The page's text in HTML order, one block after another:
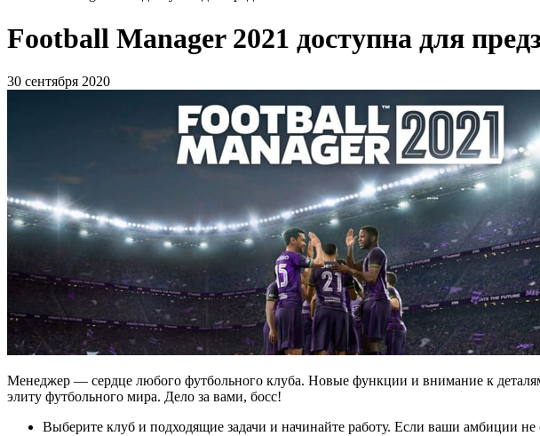
Football Manager 2021 доступна для
30 сентября 2020
Менеджер — сердце любого футбольного клуба. Новые функции и внимание к
элиту футбольного мира. Дело за вами, босс!
Выберите клуб и подходящие задачи и начинайте работу. Если ваши амбиции